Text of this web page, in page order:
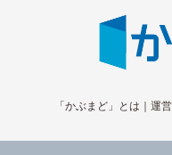
「かぶまど」とは ｜ 運